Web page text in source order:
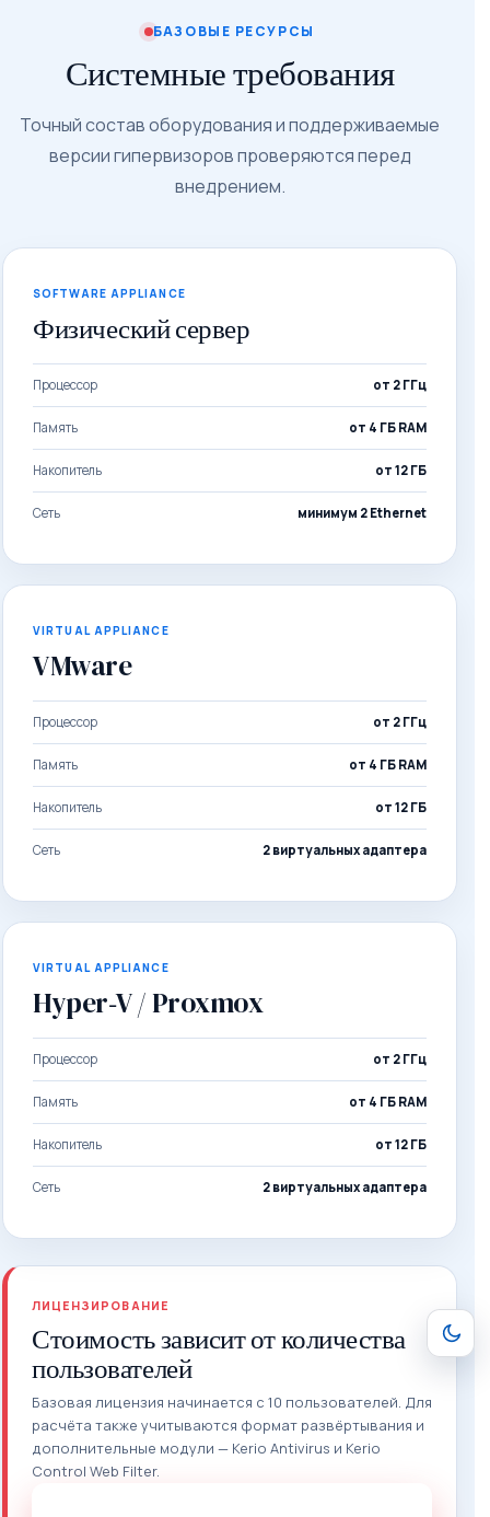
БАЗОВЫЕ РЕСУРСЫ
Системные требования
Точный состав оборудования и поддерживаемые
версии гипервизоров проверяются перед
внедрением.
SOFTWARE APPLIANCE
Физический сервер
Процессор от 2 ГГц
Память от 4 ГБ RAM
Накопитель от 12 ГБ
Сеть минимум 2 Ethernet
VIRTUAL APPLIANCE
VMware
Процессор от 2 ГГц
Память от 4 ГБ RAM
Накопитель от 12 ГБ
Сеть 2 виртуальных адаптера
VIRTUAL APPLIANCE
Hyper‑V / Proxmox
Процессор от 2 ГГц
Память от 4 ГБ RAM
Накопитель от 12 ГБ
Сеть 2 виртуальных адаптера
ЛИЦЕНЗИРОВАНИЕ
Стоимость зависит от количества
пользователей
Базовая лицензия начинается с 10 пользователей. Для
расчёта также учитываются формат развёртывания и
дополнительные модули — Kerio Antivirus и Kerio
Control Web Filter.